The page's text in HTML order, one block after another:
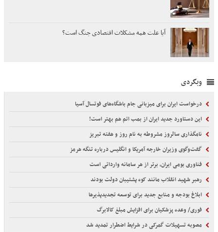
آیا علت همه مشکلات اقتصادی جنگ است؟
وبگردی
درخواست ایران برای میزبانی جام باشگاه‌های فوتسال آسیا
این دستاورد جدید ایران از بمب اتم هم بهتر است!
نامگذاری سالروز مشروطه به نام روز و هفته تبریز
گفت‌وگوی وزیران خارجه آمریکا و انگلیس درباره تنگه هرمز
فناوری بومی ایران، برتر از هر سامانه وارداتی است
رهبر شهید انقلاب مانند کوه پشتیبان دولت بودند
ابلاغ بودجه و منابع جدید برای توسعه تجدیدپذیرها
فوری/ وعده پزشکیان برای افزایش مبلغ کالابرگ
مصوبه تسهیلات گمرکی در شرایط اضطرار تمدید شد